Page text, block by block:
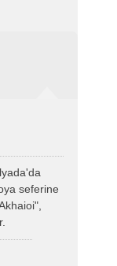
seferine